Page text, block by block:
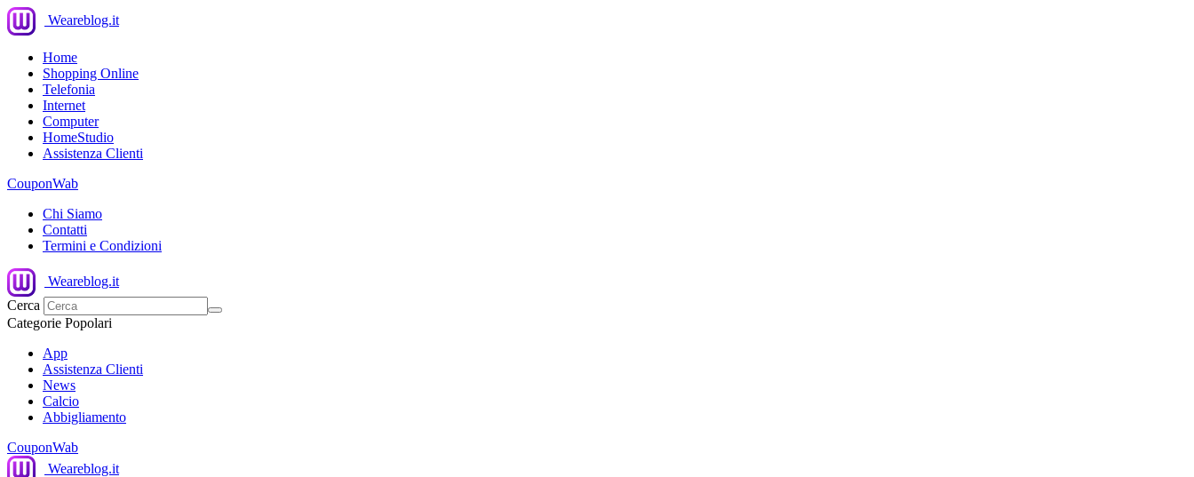
Weareblog.it
Home
Shopping Online
Telefonia
Internet
Computer
HomeStudio
Assistenza Clienti
CouponWab
Chi Siamo
Contatti
Termini e Condizioni
Weareblog.it
Cerca
Categorie Popolari
App
Assistenza Clienti
News
Calcio
Abbigliamento
CouponWab
Weareblog.it